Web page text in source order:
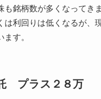
も銘柄数が多くなってき
は利回りは低くなるが、
ます。
プラス２８万